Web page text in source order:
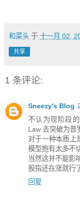
和菜头 于 十一月 02,
共享
1 条评论:
Sneezy's Blog
不认为现阶段
Law 去突破为普
对于一种本质上
模型抱有太多不
当然这并不能影
股指还在涨就行
回复